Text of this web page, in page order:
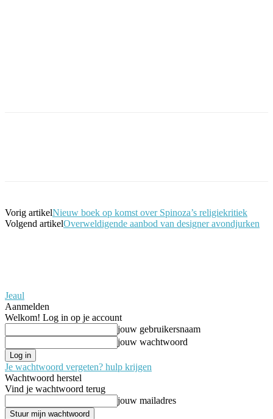
Vorig artikelNieuw boek op komst over Spinoza’s religiekritiek
Volgend artikelOverweldigende aanbod van designer avondjurken
Jeaul
Aanmelden
Welkom! Log in op je account
jouw gebruikersnaam
jouw wachtwoord
Je wachtwoord vergeten? hulp krijgen
Wachtwoord herstel
Vind je wachtwoord terug
jouw mailadres